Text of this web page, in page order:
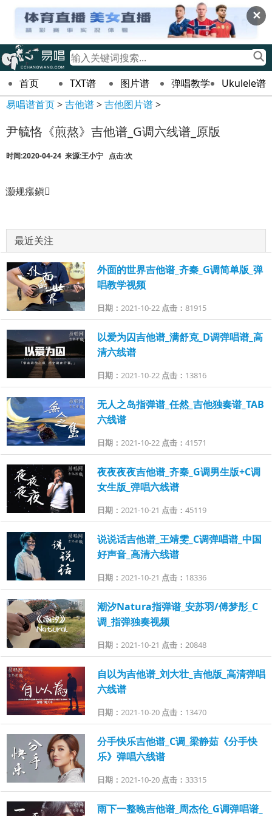
✕
首页 TXT谱 图片谱 弹唱教学
Ukulele谱
易唱谱首页>吉他谱>吉他图片谱>
尹毓恪《煎熬》吉他谱_G调六线谱_原版
时间:2020-04-24 来源:王小宁 点击:次
灏规瘬鎭
最近关注
外面的世界吉他谱_齐秦_G调简单版_弹
唱教学视频
日期： 2021-10-22 点击： 81915
以爱为囚吉他谱_满舒克_D调弹唱谱_高
清六线谱
日期： 2021-10-22 点击： 13816
无人之岛指弹谱_任然_吉他独奏谱_TAB
六线谱
日期： 2021-10-22 点击： 41571
夜夜夜夜吉他谱_齐秦_G调男生版+C调
女生版_弹唱六线谱
日期： 2021-10-21 点击： 45119
说说话吉他谱_王靖雯_C调弹唱谱_中国
好声音_高清六线谱
日期： 2021-10-21 点击： 18336
潮汐Natura指弹谱_安苏羽/傅梦彤_C
调_指弹独奏视频
日期： 2021-10-21 点击： 20848
自以为吉他谱_刘大壮_吉他版_高清弹唱
六线谱
日期： 2021-10-20 点击： 13470
分手快乐吉他谱_C调_梁静茹《分手快
乐》弹唱六线谱
日期： 2021-10-20 点击： 33315
雨下一整晚吉他谱_周杰伦_G调弹唱谱_